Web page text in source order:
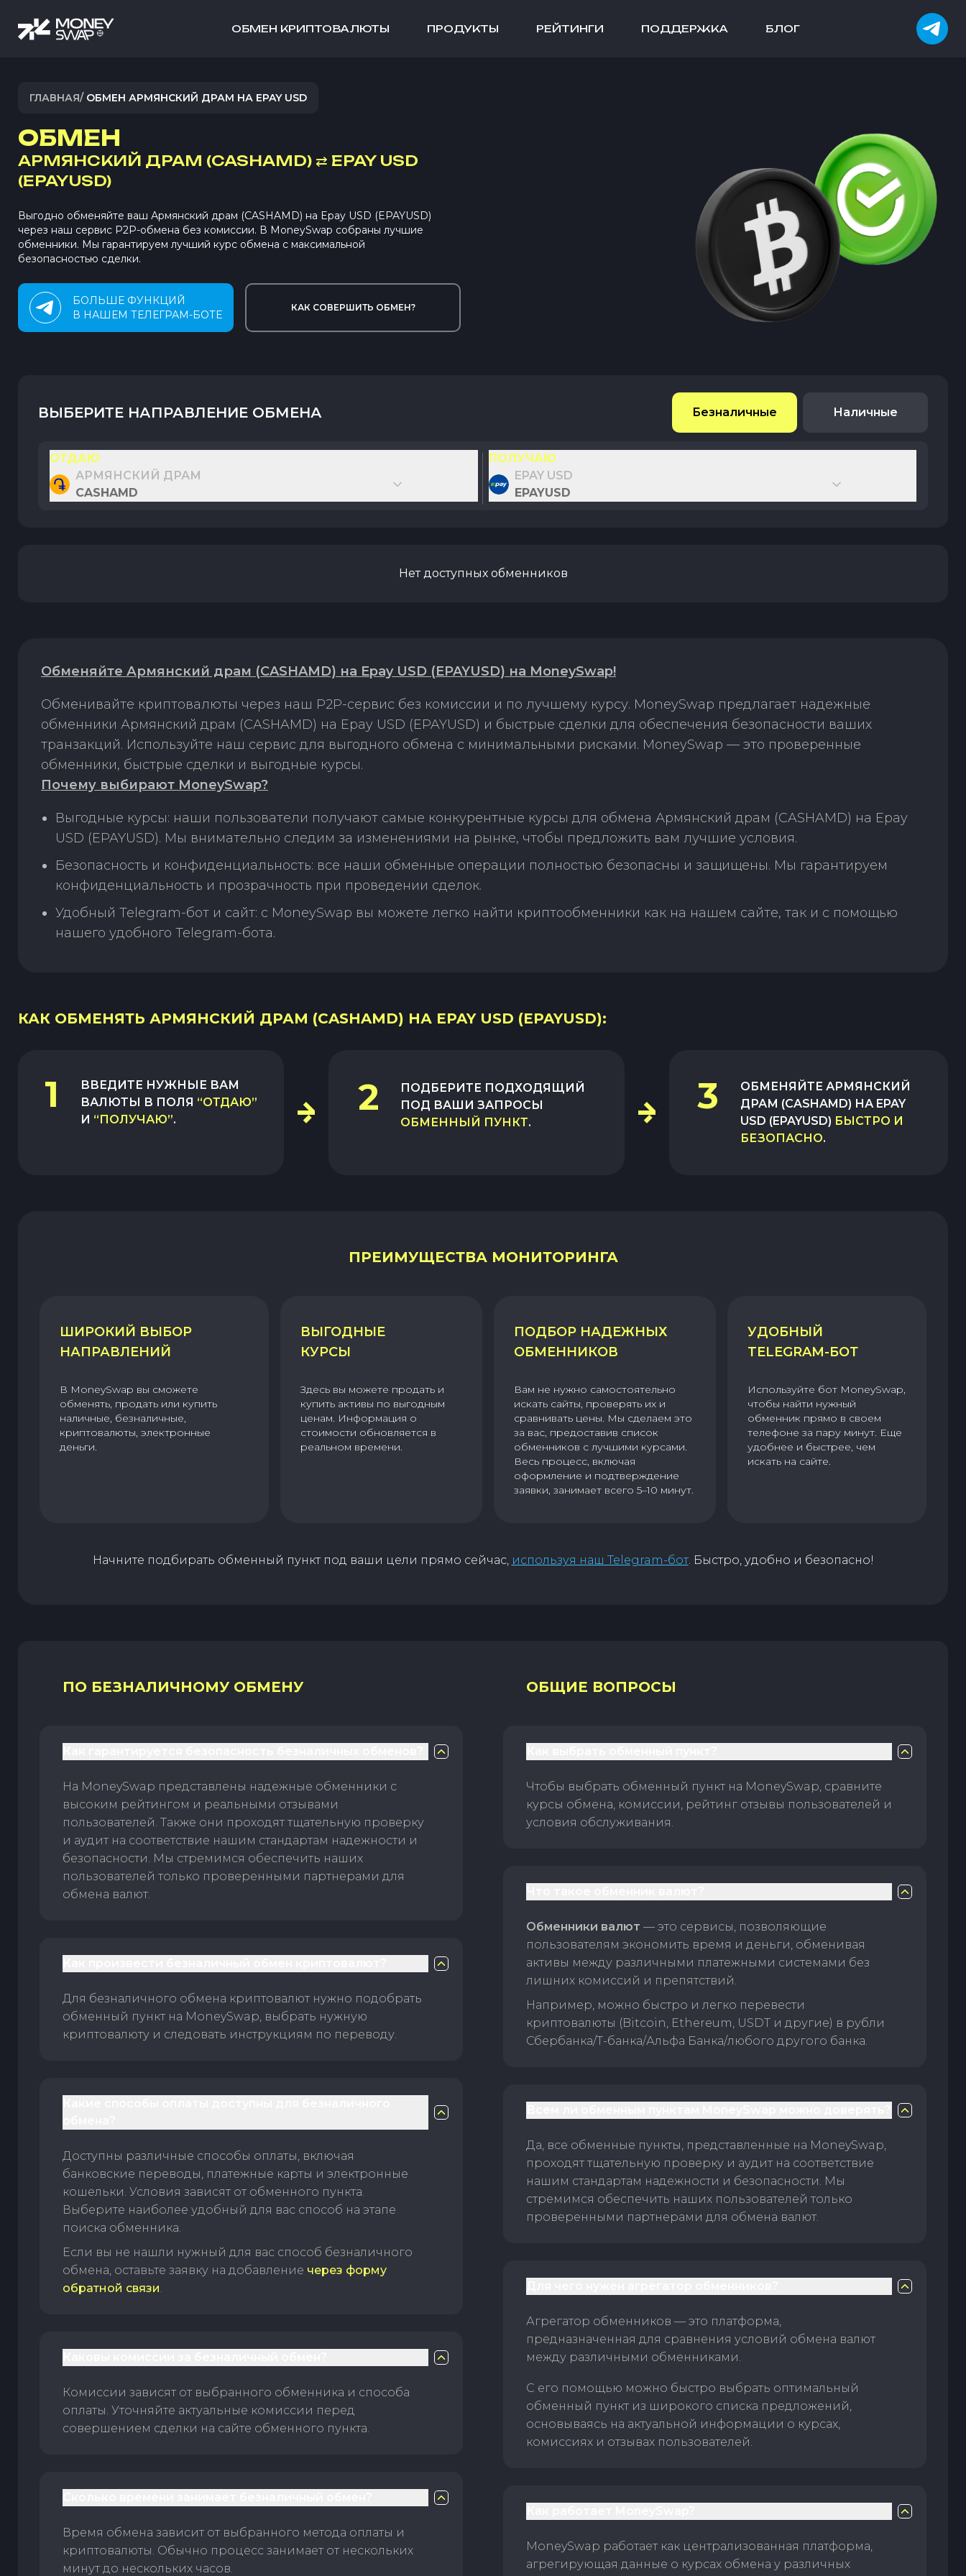
ОБМЕН КРИПТОВАЛЮТЫ ПРОДУКТЫ РЕЙТИНГИ ПОДДЕРЖКА БЛОГ
ГЛАВНАЯ/ ОБМЕН АРМЯНСКИЙ ДРАМ НА EPAY USD
ОБМЕН
АРМЯНСКИЙ ДРАМ (CASHAMD) ⇄ EPAY USD
(EPAYUSD)
Выгодно обменяйте ваш Армянский драм (CASHAMD) на Epay USD (EPAYUSD)
через наш сервис P2P-обмена без комиссии. В MoneySwap собраны лучшие
обменники. Мы гарантируем лучший курс обмена с максимальной
безопасностью сделки.
БОЛЬШЕ ФУНКЦИЙ
В НАШЕМ ТЕЛЕГРАМ-БОТЕ
КАК СОВЕРШИТЬ ОБМЕН?
ВЫБЕРИТЕ НАПРАВЛЕНИЕ ОБМЕНА Безналичные Наличные
ОТДАЮ
АРМЯНСКИЙ ДРАМ
CASHAMD
ПОЛУЧАЮ
EPAY USD
EPAYUSD
Нет доступных обменников
Обменяйте Армянский драм (CASHAMD) на Epay USD (EPAYUSD) на MoneySwap!
Обменивайте криптовалюты через наш P2P-сервис без комиссии и по лучшему курсу. MoneySwap предлагает надежные
обменники Армянский драм (CASHAMD) на Epay USD (EPAYUSD) и быстрые сделки для обеспечения безопасности ваших
транзакций. Используйте наш сервис для выгодного обмена с минимальными рисками. MoneySwap — это проверенные
обменники, быстрые сделки и выгодные курсы.
Почему выбирают MoneySwap?
Выгодные курсы: наши пользователи получают самые конкурентные курсы для обмена Армянский драм (CASHAMD) на Epay
USD (EPAYUSD). Мы внимательно следим за изменениями на рынке, чтобы предложить вам лучшие условия.
Безопасность и конфиденциальность: все наши обменные операции полностью безопасны и защищены. Мы гарантируем
конфиденциальность и прозрачность при проведении сделок.
Удобный Telegram-бот и сайт: с MoneySwap вы можете легко найти криптообменники как на нашем сайте, так и с помощью
нашего удобного Telegram-бота.
КАК ОБМЕНЯТЬ АРМЯНСКИЙ ДРАМ (CASHAMD) НА EPAY USD (EPAYUSD):
1
ВВЕДИТЕ НУЖНЫЕ ВАМ
ВАЛЮТЫ В ПОЛЯ “ОТДАЮ”
И “ПОЛУЧАЮ”.
2
ПОДБЕРИТЕ ПОДХОДЯЩИЙ
ПОД ВАШИ ЗАПРОСЫ
ОБМЕННЫЙ ПУНКТ.
3 ОБМЕНЯЙТЕАРМЯНСКИЙ
ДРАМ (CASHAMD) НА EPAY
USD (EPAYUSD) БЫСТРО И
БЕЗОПАСНО.
ПРЕИМУЩЕСТВА МОНИТОРИНГА
ШИРОКИЙ ВЫБОР
НАПРАВЛЕНИЙ
В MoneySwap вы сможете
обменять, продать или купить
наличные, безналичные,
криптовалюты, электронные
деньги.
ВЫГОДНЫЕ
КУРСЫ
Здесь вы можете продать и
купить активы по выгодным
ценам. Информация о
стоимости обновляется в
реальном времени.
ПОДБОР НАДЕЖНЫХ
ОБМЕННИКОВ
Вам не нужно самостоятельно
искать сайты, проверять их и
сравнивать цены. Мы сделаем это
за вас, предоставив список
обменников с лучшими курсами.
Весь процесс, включая
оформление и подтверждение
заявки, занимает всего 5–10 минут.
УДОБНЫЙ
TELEGRAM-БОТ
Используйте бот MoneySwap,
чтобы найти нужный
обменник прямо в своем
телефоне за пару минут. Еще
удобнее и быстрее, чем
искать на сайте.
Начните подбирать обменный пункт под ваши цели прямо сейчас, используя наш Telegram-бот. Быстро, удобно и безопасно!
ПО БЕЗНАЛИЧНОМУ ОБМЕНУ
На MoneySwap представлены надежные обменники с
высоким рейтингом и реальными отзывами
пользователей. Также они проходят тщательную проверку
и аудит на соответствие нашим стандартам надежности и
безопасности. Мы стремимся обеспечить наших
пользователей только проверенными партнерами для
обмена валют.
Для безналичного обмена криптовалют нужно подобрать
обменный пункт на MoneySwap, выбрать нужную
криптовалюту и следовать инструкциям по переводу.
Доступны различные способы оплаты, включая
банковские переводы, платежные карты и электронные
кошельки. Условия зависят от обменного пункта.
Выберите наиболее удобный для вас способ на этапе
поиска обменника.
Если вы не нашли нужный для вас способ безналичного
обмена, оставьте заявку на добавление через форму
обратной связи
Комиссии зависят от выбранного обменника и способа
оплаты. Уточняйте актуальные комиссии перед
совершением сделки на сайте обменного пункта.
Время обмена зависит от выбранного метода оплаты и
криптовалюты. Обычно процесс занимает от нескольких
минут до нескольких часов.
ОБЩИЕ ВОПРОСЫ
Чтобы выбрать обменный пункт на MoneySwap, сравните
курсы обмена, комиссии, рейтинг отзывы пользователей и
условия обслуживания.
Обменники валют — это сервисы, позволяющие
пользователям экономить время и деньги, обменивая
активы между различными платежными системами без
лишних комиссий и препятствий.
Например, можно быстро и легко перевести
криптовалюты (Bitcoin, Ethereum, USDT и другие) в рубли
Сбербанка/Т-банка/Альфа Банка/любого другого банка.
Да, все обменные пункты, представленные на MoneySwap,
проходят тщательную проверку и аудит на соответствие
нашим стандартам надежности и безопасности. Мы
стремимся обеспечить наших пользователей только
проверенными партнерами для обмена валют.
Агрегатор обменников — это платформа,
предназначенная для сравнения условий обмена валют
между различными обменниками.
С его помощью можно быстро выбрать оптимальный
обменный пункт из широкого списка предложений,
основываясь на актуальной информации о курсах,
комиссиях и отзывах пользователей.
MoneySwap работает как централизованная платформа,
агрегирующая данные о курсах обмена у различных